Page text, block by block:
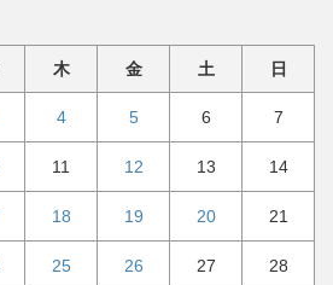
木 金 土 日
4 5 6 7
11 12 13 14
18 19 20 21
25 26 27 28